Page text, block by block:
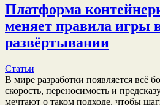
Платформа
меняет правила игры
развёртывании
Статьи
В мире разработки появляется всё
скорость, переносимость и
мечтают о таком подходе, чтобы